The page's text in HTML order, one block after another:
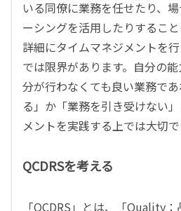
いる同僚に業務を任せたり、
ーシングを活用したりするこ
詳細にタイムマネジメントを
では限界があります。自分の
分が行わなくても良い業務で
る」か「業務を引き受けない
メントを実践する上では大切で
QCDRSを考える
「QCDRS」とは、「Quality